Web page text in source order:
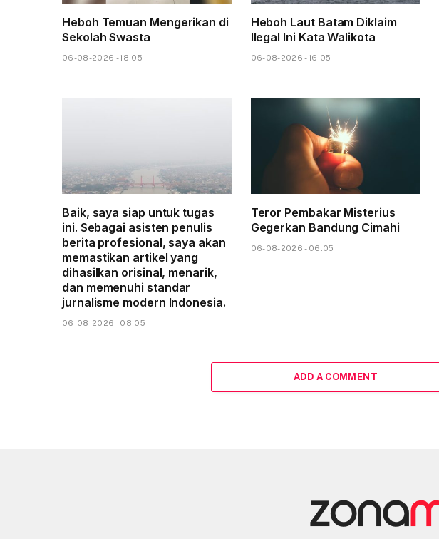
Heboh Temuan Mengerikan di
Sekolah Swasta
06-08-2026 - 18.05
Heboh Laut Batam Diklaim
Ilegal Ini Kata Walikota
06-08-2026 - 16.05
Baik, saya siap untuk tugas
ini. Sebagai asisten penulis
berita profesional, saya akan
memastikan artikel yang
dihasilkan orisinal, menarik,
dan memenuhi standar
jurnalisme modern Indonesia.
06-08-2026 - 08.05
Teror Pembakar Misterius
Gegerkan Bandung Cimahi
06-08-2026 - 06.05
ADD A COMMENT